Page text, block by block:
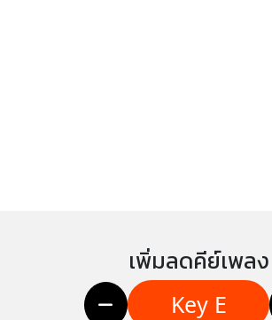
เพิ่มลดคีย์เพลง
Key E